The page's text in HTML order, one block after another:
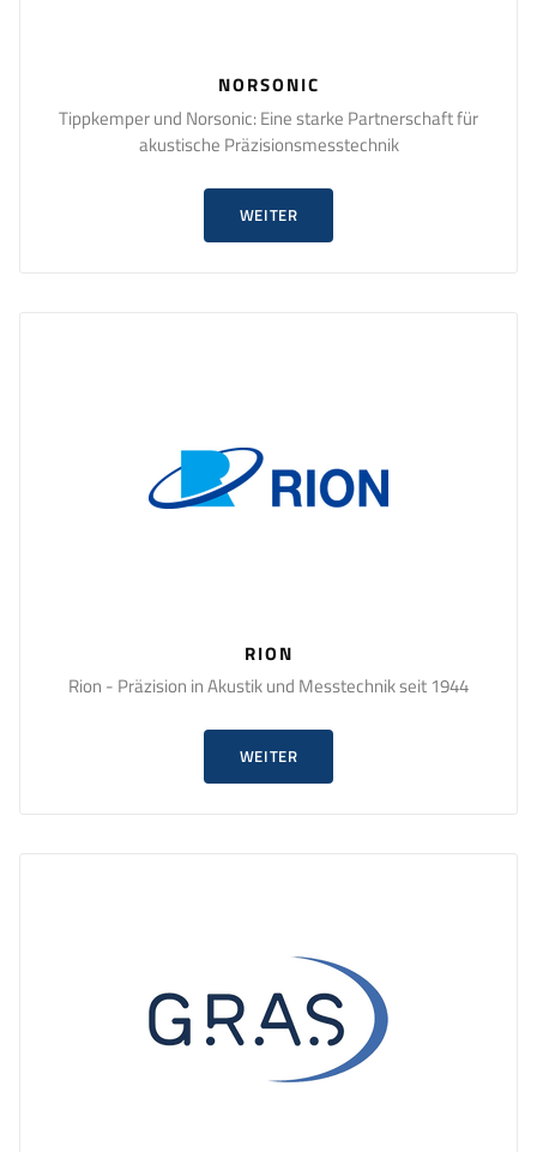
NORSONIC
Tippkemper und Norsonic: Eine starke Partnerschaft für
akustische Präzisionsmesstechnik
WEITER
RION
Rion - Präzision in Akustik und Messtechnik seit 1944
WEITER